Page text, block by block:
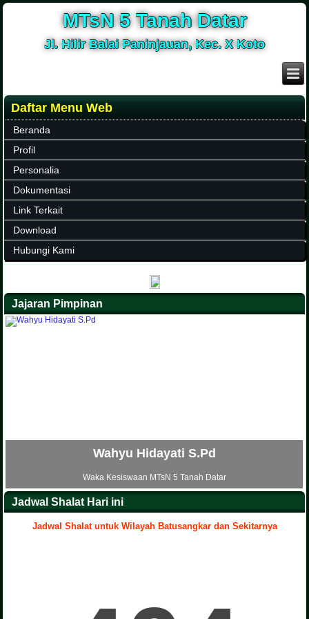
MTsN 5 Tanah Datar
Jl. Hilir Balai Paninjauan, Kec. X Koto
Daftar Menu Web
Beranda
Profil
Personalia
Dokumentasi
Link Terkait
Download
Hubungi Kami
Jajaran Pimpinan
Waka Sarana dan
Jadwal Shalat Hari ini
Jadwal Shalat untuk Wilayah Batusangkar dan Sekitarnya